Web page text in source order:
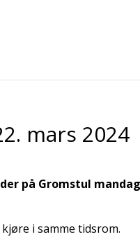
mars 2024
på Gromstul
i samme tidsrom.